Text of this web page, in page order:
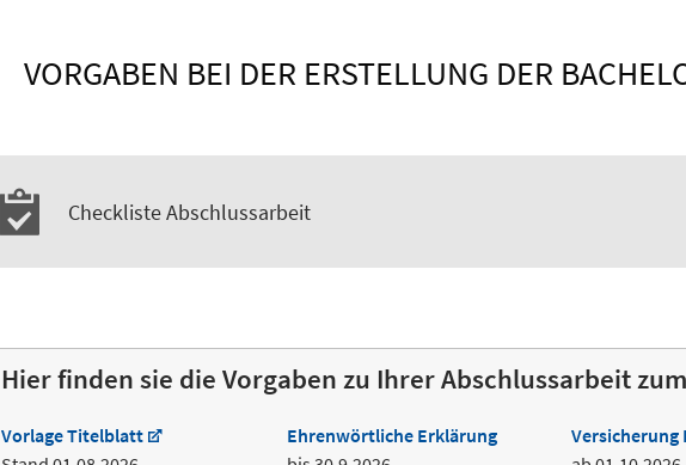
VORGABEN BEI DER ERSTELLUNG DER
Checkliste Abschlussarbeit
Hier finden sie die Vorgaben zu Ihrer Abschlussarbeit
Vorlage Titelblatt
Ehrenwörtliche Erklärung